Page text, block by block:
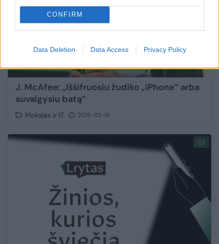
CONFIRM
Data Deletion Data Access Privacy Policy
J. McAfee: „Iššifruosiu žudiko „iPhone“ arba
suvalgysiu batą“
Mokslas ir IT 2016-02-19
1